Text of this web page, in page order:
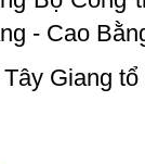
- Cao
Giang